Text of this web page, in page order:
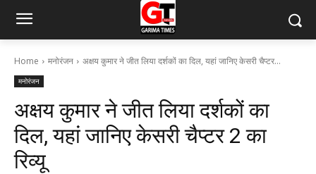
Home मनोरंजन अक्षय कुमार ने जीत लिया दर्शकों का दिल, यहां जानिए केसरी चैप्टर...
मनोरंजन
अक्षय कुमार ने जीत लिया दर्शकों का
दिल, यहां जानिए केसरी चैप्टर 2 का
रिव्यू